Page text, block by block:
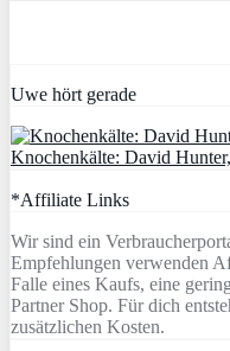
Uwe hört gerade
Knochenkälte: David
*Affiliate Links
Wir sind ein
Empfehlungen verwenden
Falle eines Kaufs, eine
Partner Shop. Für dich
zusätzlichen Kosten.